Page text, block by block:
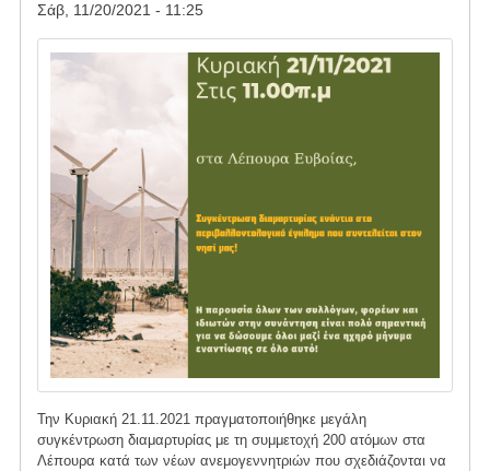
Σάβ, 11/20/2021 - 11:25
Image
Την Κυριακή 21.11.2021 πραγματοποιήθηκε μεγάλη
συγκέντρωση διαμαρτυρίας με τη συμμετοχή 200 ατόμων στα
Λέπουρα κατά των νέων ανεμογεννητριών που σχεδιάζονται να